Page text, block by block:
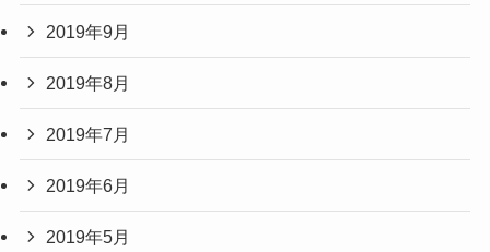
2019年9月
2019年8月
2019年7月
2019年6月
2019年5月